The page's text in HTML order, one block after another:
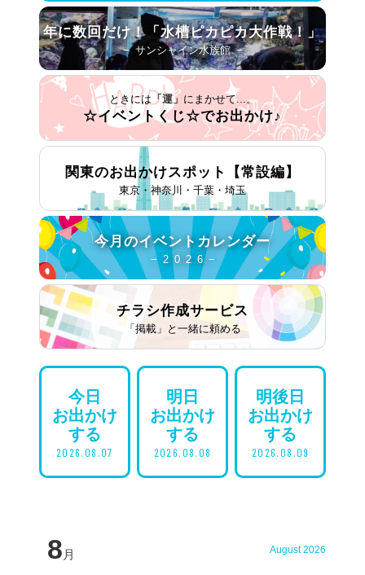
年に数回だけ！ 「水槽ピカピカ大作戦！」
− サンシャイン水族館 −
ときには 「運」 にまかせて...。
☆イベントくじ☆でお出かけ♪
関東のお出かけスポット 【常設編】
東京・神奈川・千葉・埼玉
今月のイベントカレンダー
− 2 0 2 6 −
チラシ作成サービス
「掲載」と一緒に頼める
今日
お出かけ
する
2026.08.07
明日
お出かけ
する
2026.08.08
明後日
お出かけ
する
2026.08.09
8 月 August 2026